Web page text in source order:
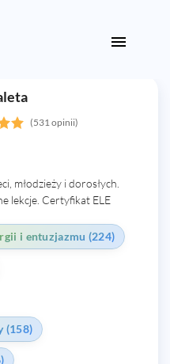
(531 opinii)
młodzieży i dorosłych.
lekcje. Certyfikat ELE
i entuzjazmu (224)
(158)